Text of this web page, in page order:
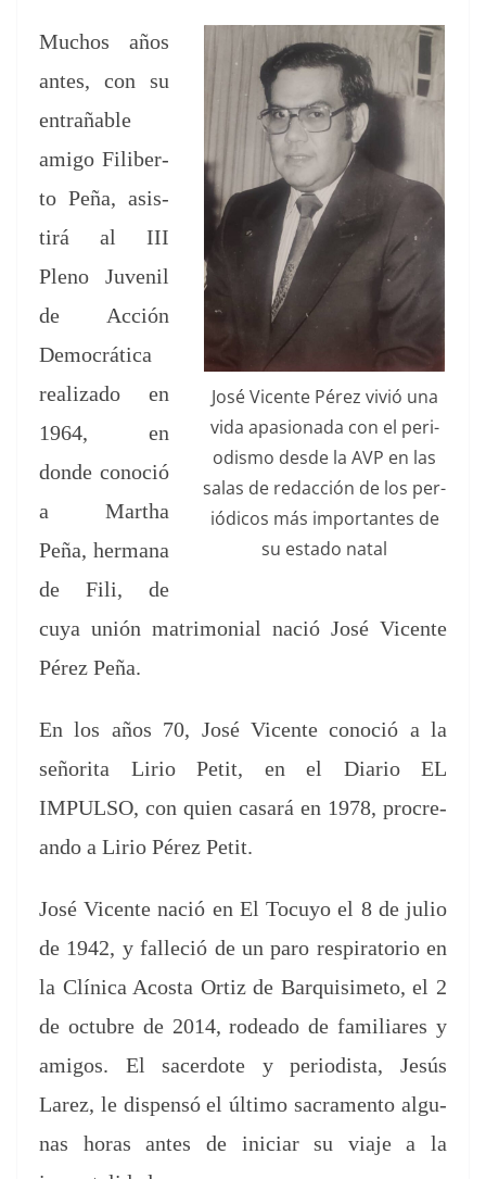
José Vicente Pérez vivió una
vida apa­sion­a­da con el peri­
odis­mo des­de la AVP en las
salas de redac­ción de los per­
iódi­cos más impor­tantes de
su esta­do natal
Muchos años
antes, con su
entrañable
ami­go Fil­ib­er­
to Peña, asi­s­
tirá al III
Pleno Juve­nil
de Acción
Democráti­ca
real­iza­do en
1964, en
donde cono­ció
a Martha
Peña, her­mana
de Fili, de
cuya unión mat­ri­mo­ni­al nació José Vicente
Pérez Peña.
En los años 70, José Vicente cono­ció a la
señori­ta Lirio Petit, en el Diario EL
IMPULSO, con quien casará en 1978, pro­cre­
an­do a Lirio Pérez Petit.
José Vicente nació en El Tocuyo el 8 de julio
de 1942, y fal­l­e­ció de un paro res­pi­ra­to­rio en
la Clíni­ca Acos­ta Ortiz de Bar­quisime­to, el 2
de octubre de 2014, rodea­do de famil­iares y
ami­gos. El sac­er­dote y peri­odista, Jesús
Larez, le dis­pen­só el últi­mo sacra­men­to algu­
nas horas antes de ini­ciar su via­je a la